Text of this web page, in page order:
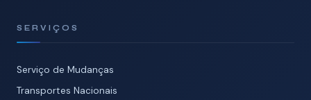
SERVIÇOS
Serviço de Mudanças
Transportes Nacionais